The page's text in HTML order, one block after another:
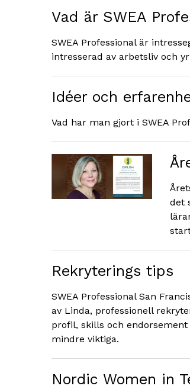
Vad är SWEA
SWEA Professional är
intresserad av arbetsliv och
Idéer och
Vad har man gjort i SWEA
det
Rekryterings tips
SWEA Professional San
av Linda, professionell
profil, skills och
mindre viktiga.
Nordic Women in